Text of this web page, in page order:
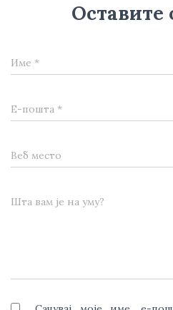
Оставите
Име *
Е-пошта *
Веб место
Шта вам је на уму?